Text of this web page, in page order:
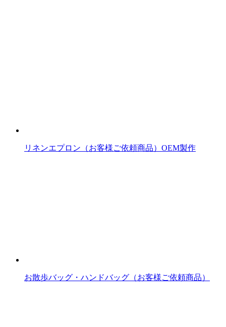
リネンエプロン（お客様ご依頼商品）OEM製作
お散歩バッグ・ハンドバッグ（お客様ご依頼商品）